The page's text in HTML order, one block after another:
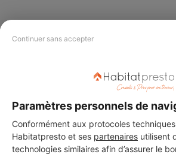
Continuer sans accepter
Paramètres personnels de
Conformément aux protocoles
Habitatpresto et ses partenaires utilisent
technologies similaires afin d’assurer le
PAS LE
CHERCHER ?
choisir ? Demandez des devis travauxauprès
professionnels partout en